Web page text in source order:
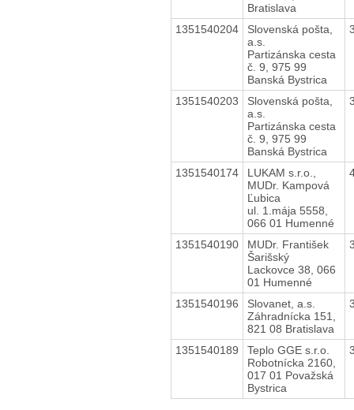
Bratislava
1351540204
Slovenská pošta,
a.s.
Partizánska cesta
č. 9, 975 99
Banská Bystrica
1351540203
Slovenská pošta,
a.s.
Partizánska cesta
č. 9, 975 99
Banská Bystrica
1351540174
LUKAM s.r.o.,
MUDr. Kampová
Ľubica
ul. 1.mája 5558,
066 01 Humenné
1351540190
MUDr. František
Šarišský
Lackovce 38, 066
01 Humenné
1351540196
Slovanet, a.s.
Záhradnícka 151,
821 08 Bratislava
1351540189
Teplo GGE s.r.o.
Robotnícka 2160,
017 01 Považská
Bystrica